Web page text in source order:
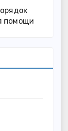
помощи